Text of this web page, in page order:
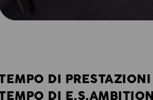
DI
DI